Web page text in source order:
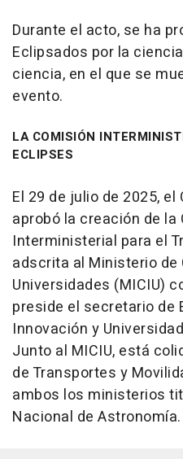
Durante el acto, se ha
Eclipsados por la
ciencia, en el que se
evento.
LA COMISIÓN
ECLIPSES
El 29 de julio de 2025,
aprobó la creación de la
Interministerial para el
adscrita al Ministerio de
Universidades (MICIU)
preside el secretario de
Innovación y
Junto al MICIU, está
de Transportes y
ambos los ministerios
Nacional de Astronomía.